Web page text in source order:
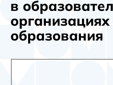
Личный кабинет
в
образования